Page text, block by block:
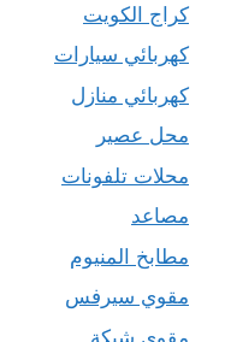
كراج الكويت
كهربائي سيارات
كهربائي منازل
محل عصير
محلات تلفونات
مصاعد
مطابخ المنيوم
مقوي سيرفس
مقوي شبكة